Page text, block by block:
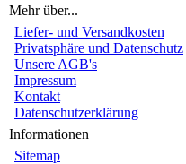
Mehr über...
Liefer- und Versandkosten
Privatsphäre und Datenschutz
Unsere AGB's
Impressum
Kontakt
Datenschutzerklärung
Informationen
Sitemap